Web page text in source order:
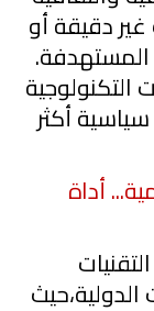
دقيقة أو
التكنولوجية
سياسية أكثر
.أداة
الدولية،حيث